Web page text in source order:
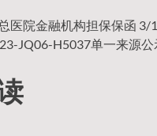
医院金融机构担保保函 3/
JQ06-H5037单一来源公